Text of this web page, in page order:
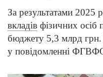
За результатами 2025
вкладів фізичних осіб
бюджету 5,3 млрд
у повідомленні